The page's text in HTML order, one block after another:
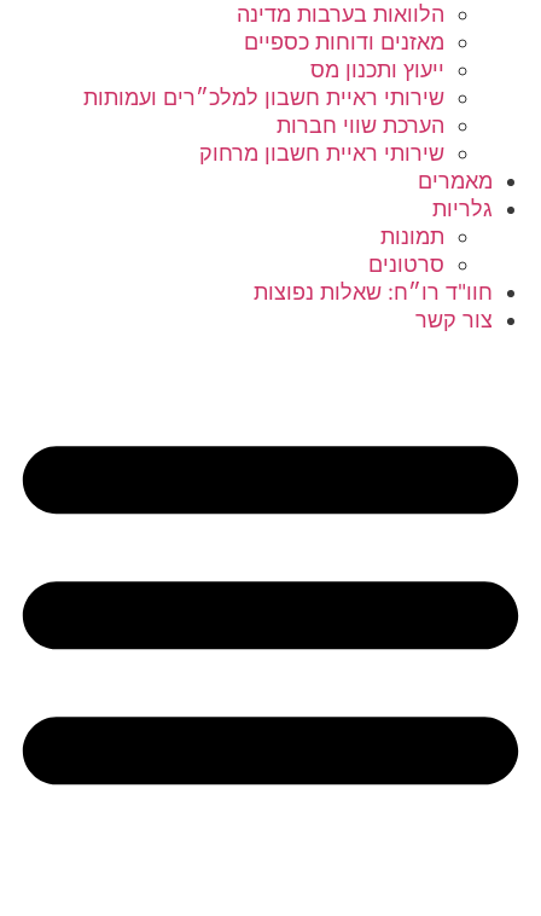
הלוואות בערבות מדינה
מאזנים ודוחות כספיים
ייעוץ ותכנון מס
שירותי ראיית חשבון למלכ״רים ועמותות
הערכת שווי חברות
שירותי ראיית חשבון מרחוק
מאמרים
גלריות
תמונות
סרטונים
חוו"ד רו״ח: שאלות נפוצות
צור קשר